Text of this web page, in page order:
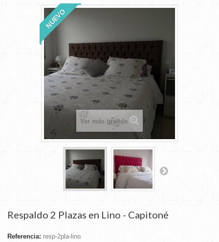
NUEVO
Ver más grande
Respaldo 2 Plazas en Lino - Capitoné
Referencia: resp-2pla-lino